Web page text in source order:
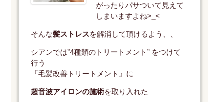
がったりパサついて見えて
しまいますよね>_<
そんな髪ストレスを解消して頂けるよう、、
シアンでは”4種類のトリートメント” をつけて
行う
『毛髪改善トリートメント』に
超音波アイロンの施術を取り入れた